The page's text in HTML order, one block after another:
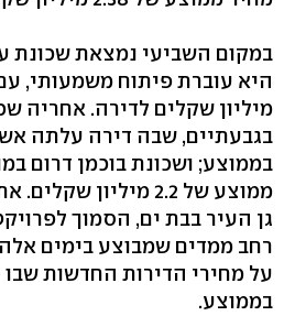
במקום השביעי נמצאת שכונת
מיליון שקלים לדירה. אחריה
בממוצע; ושכונת בוכמן דרום
ממוצע של 2.2 מיליון
גן העיר בבת ים, הסמוך
רחב ממדים שמבוצע בימים
בממוצע.